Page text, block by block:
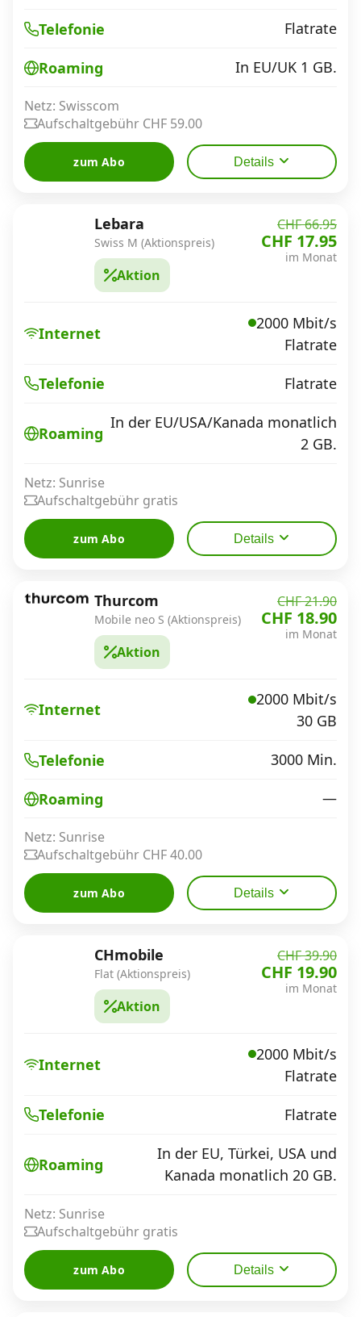
Telefonie Flatrate
Roaming In EU/UK 1 GB.
Netz: Swisscom
Aufschaltgebühr CHF 59.00
zum Abo Details
Lebara
Swiss M (Aktionspreis)
Aktion
CHF 66.95
CHF 17.95
im Monat
Internet
2000 Mbit/s
Flatrate
Telefonie Flatrate
Roaming
In der EU/USA/Kanada monatlich
2 GB.
Netz: Sunrise
Aufschaltgebühr gratis
zum Abo Details
Thurcom
Mobile neo S (Aktionspreis)
Aktion
CHF 21.90
CHF 18.90
im Monat
Internet
2000 Mbit/s
30 GB
Telefonie 3000 Min.
Roaming —
Netz: Sunrise
Aufschaltgebühr CHF 40.00
zum Abo Details
CHmobile
Flat (Aktionspreis)
Aktion
CHF 39.90
CHF 19.90
im Monat
Internet
2000 Mbit/s
Flatrate
Telefonie Flatrate
Roaming
In der EU, Türkei, USA und
Kanada monatlich 20 GB.
Netz: Sunrise
Aufschaltgebühr gratis
zum Abo Details